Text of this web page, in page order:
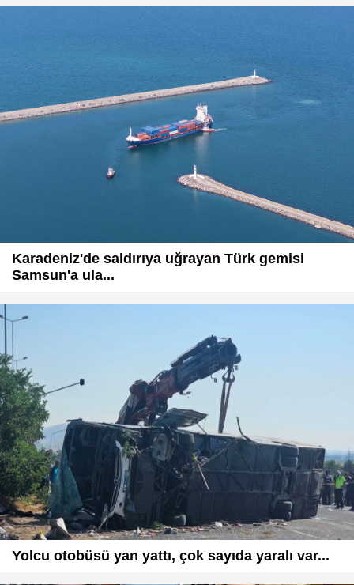
Karadeniz'de saldırıya uğrayan Türk gemisi
Samsun'a ula...
Yolcu otobüsü yan yattı, çok sayıda yaralı var...